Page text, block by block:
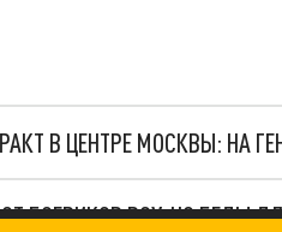
В ЦЕНТРЕ МОСКВЫ: НА
БОЕВИКОВ ВСУ. НО БЕДЫ